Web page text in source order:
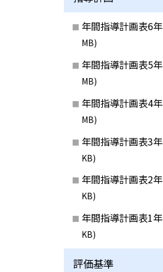
年間指導計画表6年
MB)
年間指導計画表5年
MB)
年間指導計画表4年
MB)
年間指導計画表3年
KB)
年間指導計画表2年
KB)
年間指導計画表1年
KB)
評価基準